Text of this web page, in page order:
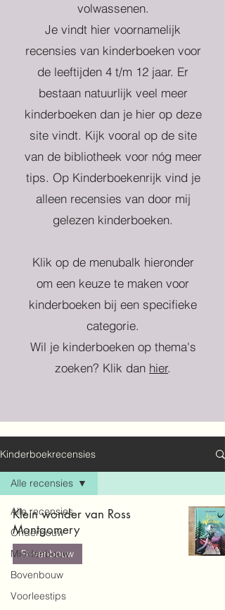
volwassenen.
Je vindt hier voornamelijk
recensies van kinderboeken voor
de leeftijden 4 t/m 12 jaar. Er
bestaan natuurlijk veel meer
kinderboeken dan je hier op deze
site vindt. Kijk vooral op de site
van de bibliotheek voor nóg meer
tips. Op Kinderboekenrijk vind je
alleen recensies van door mij
gelezen kinderboeken.
Klik op de menubalk hieronder
om een keuze te maken voor
kinderboeken bij een specifieke
categorie.
Wil je kinderboeken op thema's
zoeken? Klik dan hier.
Kinderboekrecensies
Alle recensies
Onderbouw
Middenbouw
Bovenbouw
Voorleestips
Alle recensies
Klein wonder van Ross
Montgomery
Bovenbouw